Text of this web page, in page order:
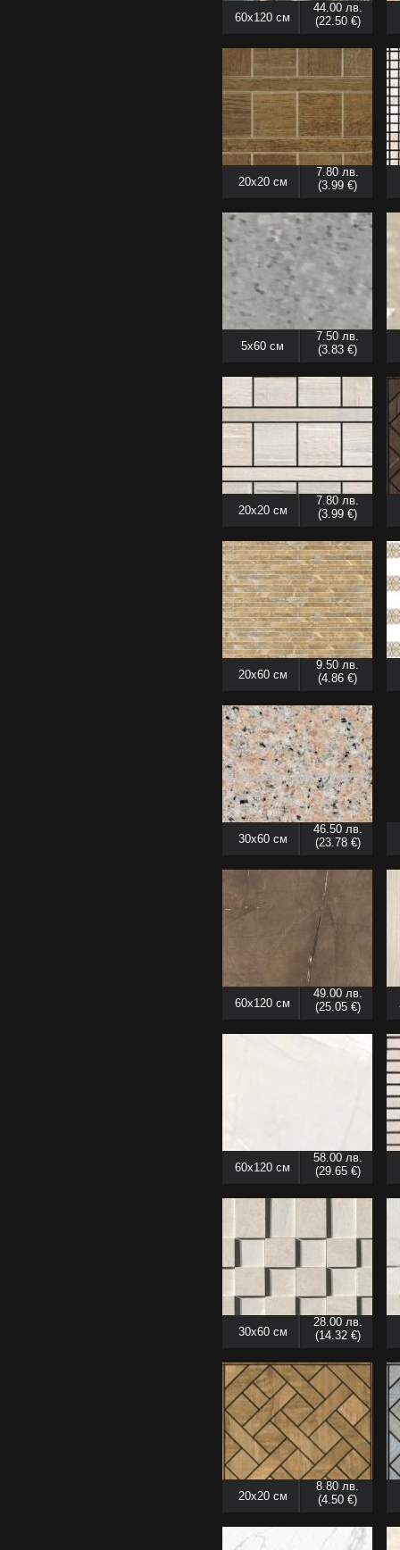
60x120 см
44.00 лв.
(22.50 €)
20x20 см
7.80 лв.
(3.99 €)
5x60 см
7.50 лв.
(3.83 €)
20x20 см
7.80 лв.
(3.99 €)
20x60 см
9.50 лв.
(4.86 €)
30x60 см
46.50 лв.
(23.78 €)
60x120 см
49.00 лв.
(25.05 €)
60x120 см
58.00 лв.
(29.65 €)
30x60 см
28.00 лв.
(14.32 €)
20x20 см
8.80 лв.
(4.50 €)